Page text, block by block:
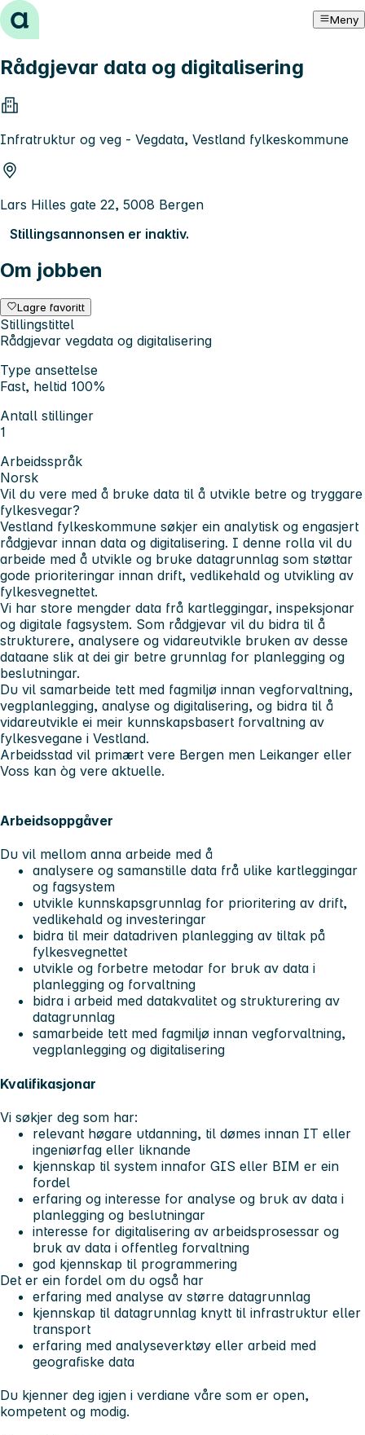
Hopp til innhold Meny
Rådgjevar data og digitalisering
Infratruktur og veg - Vegdata, Vestland fylkeskommune
Lars Hilles gate 22, 5008 Bergen
Stillingsannonsen er inaktiv.
Om jobben
Lagre favoritt
Stillingstittel
Rådgjevar vegdata og digitalisering
Type ansettelse
Fast, heltid 100%
Antall stillinger
1
Arbeidsspråk
Norsk
Vil du vere med å bruke data til å utvikle betre og tryggare
fylkesvegar?
Vestland fylkeskommune søkjer ein analytisk og engasjert
rådgjevar innan data og digitalisering. I denne rolla vil du
arbeide med å utvikle og bruke datagrunnlag som støttar
gode prioriteringar innan drift, vedlikehald og utvikling av
fylkesvegnettet.
Vi har store mengder data frå kartleggingar, inspeksjonar
og digitale fagsystem. Som rådgjevar vil du bidra til å
strukturere, analysere og vidareutvikle bruken av desse
dataane slik at dei gir betre grunnlag for planlegging og
beslutningar.
Du vil samarbeide tett med fagmiljø innan vegforvaltning,
vegplanlegging, analyse og digitalisering, og bidra til å
vidareutvikle ei meir kunnskapsbasert forvaltning av
fylkesvegane i Vestland.
Arbeidsstad vil primært vere Bergen men Leikanger eller
Voss kan òg vere aktuelle.
Arbeidsoppgåver
Du vil mellom anna arbeide med å
analysere og samanstille data frå ulike kartleggingar
og fagsystem
utvikle kunnskapsgrunnlag for prioritering av drift,
vedlikehald og investeringar
bidra til meir datadriven planlegging av tiltak på
fylkesvegnettet
utvikle og forbetre metodar for bruk av data i
planlegging og forvaltning
bidra i arbeid med datakvalitet og strukturering av
datagrunnlag
samarbeide tett med fagmiljø innan vegforvaltning,
vegplanlegging og digitalisering
Kvalifikasjonar
Vi søkjer deg som har:
relevant høgare utdanning, til dømes innan IT eller
ingeniørfag eller liknande
kjennskap til system innafor GIS eller BIM er ein
fordel
erfaring og interesse for analyse og bruk av data i
planlegging og beslutningar
interesse for digitalisering av arbeidsprosessar og
bruk av data i offentleg forvaltning
god kjennskap til programmering
Det er ein fordel om du også har
erfaring med analyse av større datagrunnlag
kjennskap til datagrunnlag knytt til infrastruktur eller
transport
erfaring med analyseverktøy eller arbeid med
geografiske data
Du kjenner deg igjen i verdiane våre som er open,
kompetent og modig.